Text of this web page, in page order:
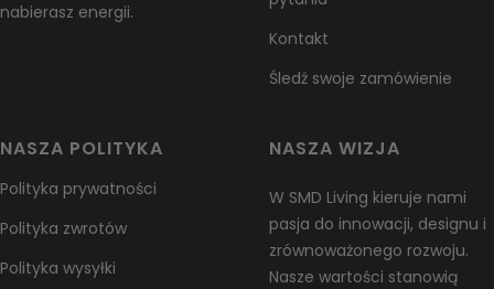
Wyjątki / produkty nie podlegające zwrotowi
Niektóre produkty nie podlegają zwrotowi, takie jak towary łatwo
psujące się (np. żywność, kwiaty lub rośliny), produkty na
zamówienie (np. specjalne zamówienia lub spersonalizowane
przyjmujemy również zwrotów substancji niebezpiecznych,
konkretnego produktu, prosimy o kontakt.
Niestety nie możemy przyjmować zwrotów produktów
przecenionych ani bonów podarunkowych.
nabierasz energii.
Kontakt
Śledź swoje zamówienie
NASZA POLITYKA
Polityka prywatności
Polityka zwrotów
Polityka wysyłki
NASZA WIZJA
W SMD Living kieruje nami
pasja do innowacji, designu i
zrównoważonego rozwoju.
Nasze wartości stanowią